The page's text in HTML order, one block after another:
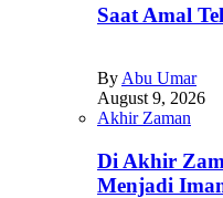
Saat Amal
By Abu Umar
August 9, 2026
Akhir Zaman
Di Akhir
Menjadi